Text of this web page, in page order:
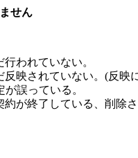
せん
われていない。
反映されていない。(反
誤っている。
が終了している、削除